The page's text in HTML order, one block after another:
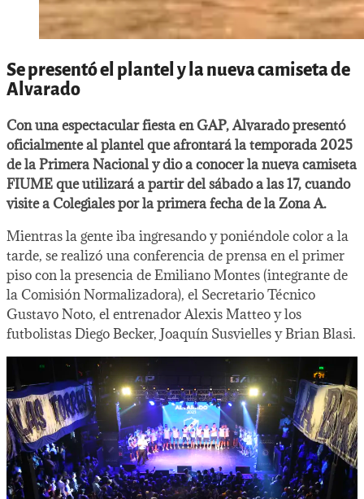
Se presentó el plantel y la nueva camiseta de
Alvarado
Con una espectacular fiesta en GAP, Alvarado presentó
oficialmente al plantel que afrontará la temporada 2025
de la Primera Nacional y dio a conocer la nueva camiseta
FIUME que utilizará a partir del sábado a las 17, cuando
visite a Colegiales por la primera fecha de la Zona A.
Mientras la gente iba ingresando y poniéndole color a la
tarde, se realizó una conferencia de prensa en el primer
piso con la presencia de Emiliano Montes (integrante de
la Comisión Normalizadora), el Secretario Técnico
Gustavo Noto, el entrenador Alexis Matteo y los
futbolistas Diego Becker, Joaquín Susvielles y Brian Blasi.